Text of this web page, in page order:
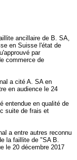
ancillaire de B. SA,
en Suisse l'état de
par
commerce de
a cité A. SA en
en audience le 24
entendue en qualité de
suite de frais et
a entre autres reconnu
la faillite de "SA B.
le 20 décembre 2017